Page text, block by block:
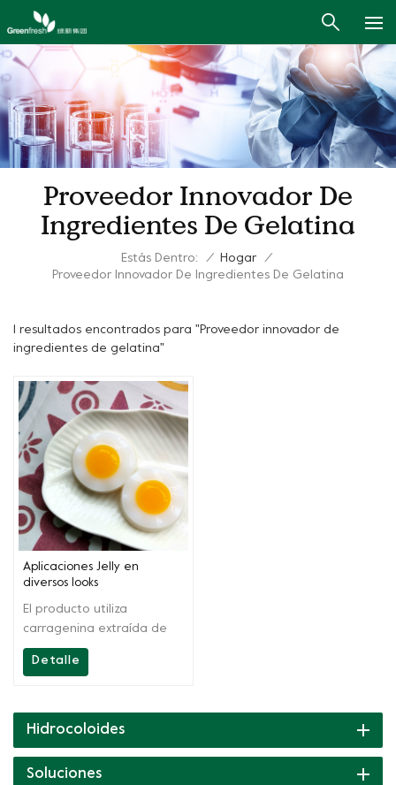
Proveedor Innovador De
Ingredientes De Gelatina
Estás Dentro: / Hogar
/
Proveedor Innovador De Ingredientes De Gelatina
1 resultados encontrados para "Proveedor innovador de
ingredientes de gelatina"
Aplicaciones Jelly en
diversos looks
El producto utiliza
carragenina extraída de
forma natural, agar agar y
harina de konjac, etc.,
extracción y mezcla
fácil de operar. Se puede
Detalle
Hidrocoloides
Soluciones